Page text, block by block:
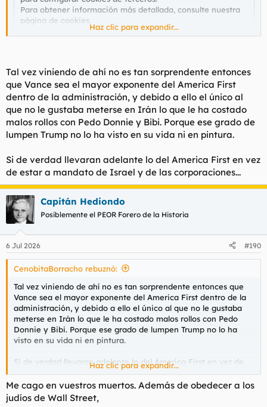
Para obtener información más detallada, consulte nuestra
página de cookies
Aceptar cookies de terceros
Y si, es el que ha llegado a vicepresidente.
Cuando JD Vance publicó el libro, muchos pobres de las
montañas de Appalachia se lo tomaron muy mal, como que
habia "aireado las vergüenzas de la comunidad que había
dejado atrás".
Haz clic para expandir...
Tal vez viniendo de ahí no es tan sorprendente entonces
que Vance sea el mayor exponente del America First
dentro de la administración, y debido a ello el único al
que no le gustaba meterse en Irán lo que le ha costado
malos rollos con Pedo Donnie y Bibi. Porque ese grado de
lumpen Trump no lo ha visto en su vida ni en pintura.
Si de verdad llevaran adelante lo del America First en vez
de estar a mandato de Israel y de las corporaciones...
Capitán Hediondo
Posiblemente el PEOR Forero de la Historia
6 Jul 2026 #190
CenobitaBorracho rebuznó:
Tal vez viniendo de ahí no es tan sorprendente entonces que
Vance sea el mayor exponente del America First dentro de la
administración, y debido a ello el único al que no le gustaba
meterse en Irán lo que le ha costado malos rollos con Pedo
Donnie y Bibi. Porque ese grado de lumpen Trump no lo ha
visto en su vida ni en pintura.
Si de verdad llevaran adelante lo del America First en vez de
estar a mandato de Israel y de las corporaciones...
Haz clic para expandir...
Me cago en vuestros muertos. Además de obedecer a los
judíos de Wall Street,